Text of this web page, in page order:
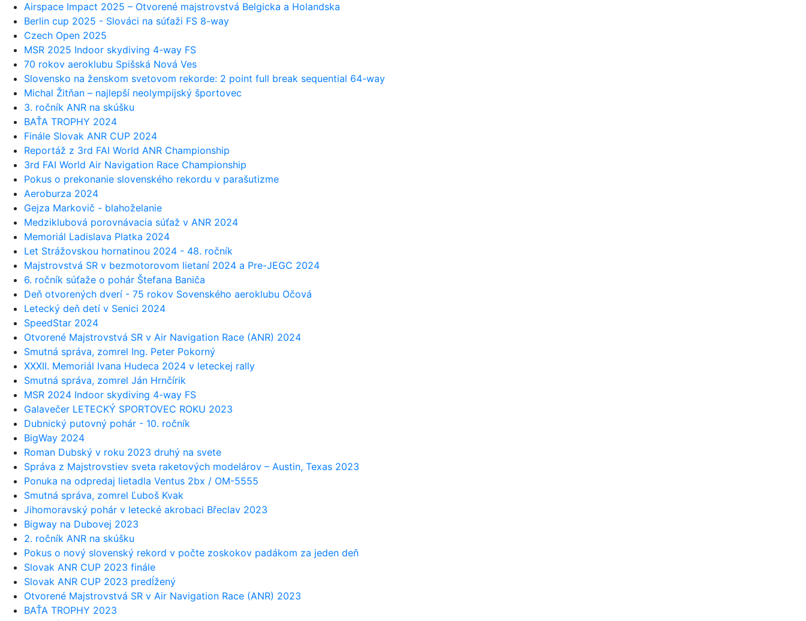
Airspace Impact 2025 – Otvorené majstrovstvá Belgicka a Holandska
Berlin cup 2025 - Slováci na súťaži FS 8-way
Czech Open 2025
MSR 2025 Indoor skydiving 4-way FS
70 rokov aeroklubu Spišská Nová Ves
Slovensko na ženskom svetovom rekorde: 2 point full break sequential 64-way
Michal Žitňan – najlepší neolympijský športovec
3. ročník ANR na skúšku
BAŤA TROPHY 2024
Finále Slovak ANR CUP 2024
Reportáž z 3rd FAI World ANR Championship
3rd FAI World Air Navigation Race Championship
Pokus o prekonanie slovenského rekordu v parašutizme
Aeroburza 2024
Gejza Markovič - blahoželanie
Medziklubová porovnávacia súťaž v ANR 2024
Memoriál Ladislava Platka 2024
Let Strážovskou hornatinou 2024 - 48. ročník
Majstrovstvá SR v bezmotorovom lietaní 2024 a Pre-JEGC 2024
6. ročník súťaže o pohár Štefana Baniča
Deň otvorených dverí - 75 rokov Sovenského aeroklubu Očová
Letecký deň detí v Senici 2024
SpeedStar 2024
Otvorené Majstrovstvá SR v Air Navigation Race (ANR) 2024
Smutná správa, zomrel Ing. Peter Pokorný
XXXII. Memoriál Ivana Hudeca 2024 v leteckej rally
Smutná správa, zomrel Ján Hrnčírik
MSR 2024 Indoor skydiving 4-way FS
Galavečer LETECKÝ SPORTOVEC ROKU 2023
Dubnický putovný pohár - 10. ročník
BigWay 2024
Roman Dubský v roku 2023 druhý na svete
Správa z Majstrovstiev sveta raketových modelárov – Austin, Texas 2023
Ponuka na odpredaj lietadla Ventus 2bx / OM-5555
Smutná správa, zomrel Ľuboš Kvak
Jihomoravský pohár v letecké akrobaci Břeclav 2023
Bigway na Dubovej 2023
2. ročník ANR na skúšku
Pokus o nový slovenský rekord v počte zoskokov padákom za jeden deň
Slovak ANR CUP 2023 finále
Slovak ANR CUP 2023 predĺžený
Otvorené Majstrovstvá SR v Air Navigation Race (ANR) 2023
BAŤA TROPHY 2023